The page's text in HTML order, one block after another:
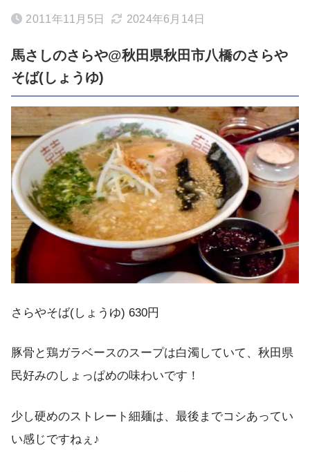
2011年11月5日 2024年6月14日
馬さしのさらや@秋田県秋田市八橋のさらや
そば(しょうゆ)
さらやそば(しょうゆ) 630円
豚骨と鶏ガラベースのスープは白濁していて、秋田県
民好みのしょっぱめの味わいです！
少し硬めのストレート細麺は、最後までコシあってい
い感じですねぇ♪